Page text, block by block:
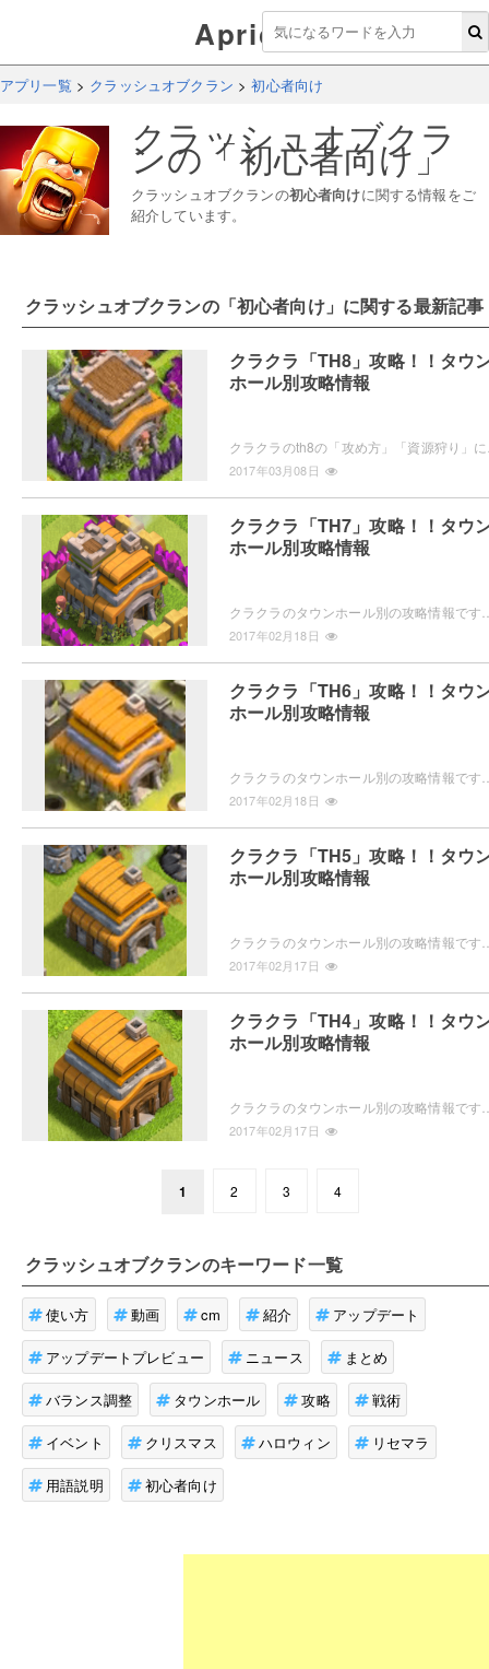
Aprico
アプリ一覧 > クラッシュオブクラン >初心者向け
クラッシュオブクラ
ンの「初心者向け 」
クラッシュオブクランの初心者向けに関する情報をご
紹介しています。
クラッシュオブクランの「初心者向け」に関する最新記事
クラクラ「TH8」攻略！！タウ
ホール別攻略情報
2017年03月08日
クラクラ「TH7」攻略！！タウ
ホール別攻略情報
2017年02月18日
クラクラ「TH6」攻略！！タウ
ホール別攻略情報
2017年02月18日
クラクラ「TH5」攻略！！タウ
ホール別攻略情報
2017年02月17日
クラクラ「TH4」攻略！！タウ
ホール別攻略情報
2017年02月17日
1 2 3 4
クラッシュオブクランのキーワード一覧
使い方 動画 cm 紹介 アップデート
アップデートプレビュー ニュース まとめ
バランス調整 タウンホール 攻略 戦術
イベント クリスマス ハロウィン リセマラ
用語説明 初心者向け